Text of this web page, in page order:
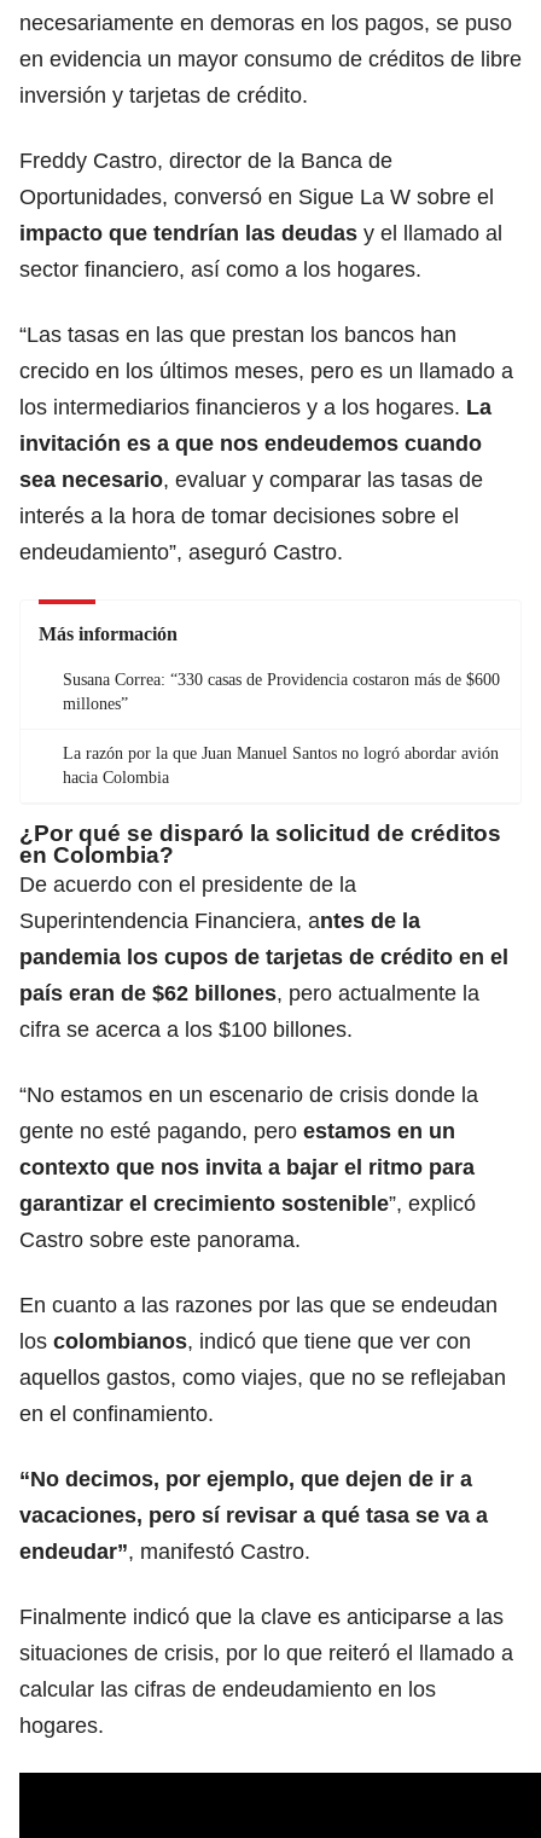
necesariamente en demoras en los pagos, se puso
en evidencia un mayor consumo de créditos de libre
inversión y tarjetas de crédito.
Freddy Castro, director de la Banca de
Oportunidades, conversó en Sigue La W sobre el
impacto que tendrían las deudas y el llamado al
sector financiero, así como a los hogares.
“Las tasas en las que prestan los bancos han
crecido en los últimos meses, pero es un llamado a
los intermediarios financieros y a los hogares. La
invitación es a que nos endeudemos cuando
sea necesario, evaluar y comparar las tasas de
interés a la hora de tomar decisiones sobre el
endeudamiento”, aseguró Castro.
Más información
Susana Correa: “330 casas de Providencia costaron más de $600
millones”
La razón por la que Juan Manuel Santos no logró abordar avión
hacia Colombia
¿Por qué se disparó la solicitud de créditos
en Colombia?
De acuerdo con el presidente de la
Superintendencia Financiera, antes de la
pandemia los cupos de tarjetas de crédito en el
país eran de $62 billones, pero actualmente la
cifra se acerca a los $100 billones.
“No estamos en un escenario de crisis donde la
gente no esté pagando, pero estamos en un
contexto que nos invita a bajar el ritmo para
garantizar el crecimiento sostenible”, explicó
Castro sobre este panorama.
En cuanto a las razones por las que se endeudan
los colombianos, indicó que tiene que ver con
aquellos gastos, como viajes, que no se reflejaban
en el confinamiento.
“No decimos, por ejemplo, que dejen de ir a
vacaciones, pero sí revisar a qué tasa se va a
endeudar”, manifestó Castro.
Finalmente indicó que la clave es anticiparse a las
situaciones de crisis, por lo que reiteró el llamado a
calcular las cifras de endeudamiento en los
hogares.